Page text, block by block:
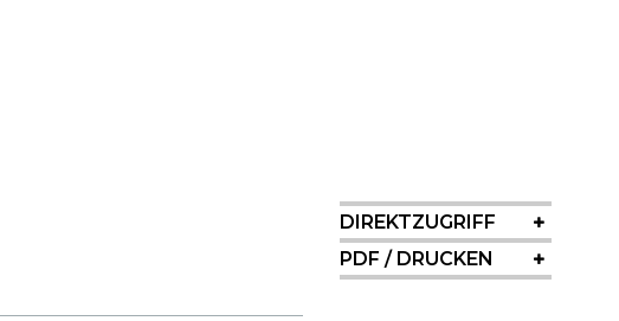
SIDEBAR
DIREKTZUGRIFF
PDF / DRUCKEN